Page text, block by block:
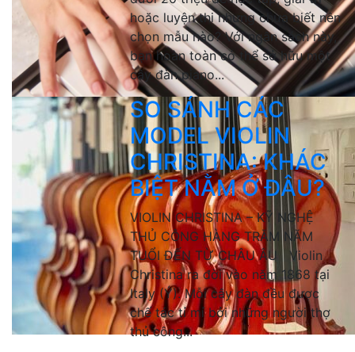
hoặc luyện thi nhưng chưa biết nên
chọn mẫu nào? Với ngân sách này,
bạn hoàn toàn có thể sở hữu một
cây đàn piano...
SO SÁNH CÁC
MODEL VIOLIN
CHRISTINA: KHÁC
BIỆT NẰM Ở ĐÂU?
VIOLIN CHRISTINA – KỸ NGHỆ
THỦ CÔNG HÀNG TRĂM NĂM
TUỔI ĐẾN TỪ CHÂU ÂU Violin
Christina ra đời vào năm 1868 tại
Italy (Ý). Mỗi cây đàn đều được
chế tác tỉ mỉ bởi những người thợ
thủ công...